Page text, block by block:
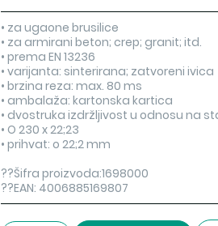
• za ugaone brusilice
• za armirani beton; crep; granit; itd.
• prema EN 13236
• varijanta: sinterirana; zatvoreni ivica
• brzina reza: max. 80 ms
• ambalaža: kartonska kartica
• dvostruka izdržljivost u odnosu na
• O 230 x 22;23
• prihvat: o 22;2 mm
??Šifra proizvoda:1698000
??EAN: 4006885169807